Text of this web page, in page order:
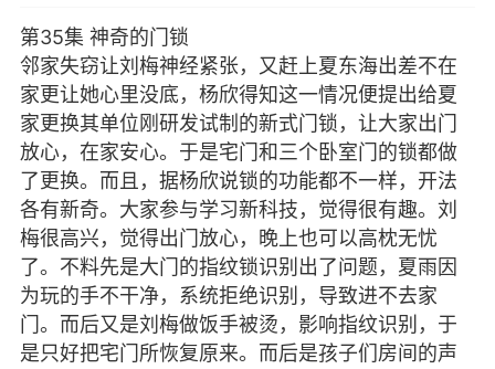
排行
动态 小说 商城
任务
瑶
04-30 10:50 电脑端 满船清梦压星河的小说
第35集 神奇的门锁
邻家失窃让刘梅神经紧张，又赶上夏东海出差不在
家更让她心里没底，杨欣得知这一情况便提出给夏
家更换其单位刚研发试制的新式门锁，让大家出门
放心，在家安心。于是宅门和三个卧室门的锁都做
了更换。而且，据杨欣说锁的功能都不一样，开法
各有新奇。大家参与学习新科技，觉得很有趣。刘
梅很高兴，觉得出门放心，晚上也可以高枕无忧
了。不料先是大门的指纹锁识别出了问题，夏雨因
为玩的手不干净，系统拒绝识别，导致进不去家
门。而后又是刘梅做饭手被烫，影响指纹识别，于
是只好把宅门所恢复原来。而后是孩子们房间的声